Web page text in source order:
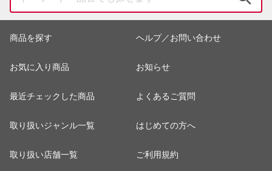
商品を探す
お気に入り商品
最近チェックした商品
取り扱いジャンル一覧
取り扱い店舗一覧
ヘルプ／お問い合わせ
お知らせ
よくあるご質問
はじめての方へ
ご利用規約